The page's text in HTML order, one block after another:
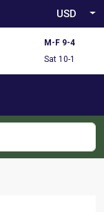
USD
M-F 9-4
Sat 10-1